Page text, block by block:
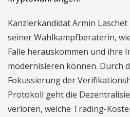
Kanzlerkandidat Armin
seiner Wahlkampfberaterin,
Falle herauskommen und ihre
modernisieren können. Durch
Fokussierung der
Protokoll geht die
verloren, welche Trading-